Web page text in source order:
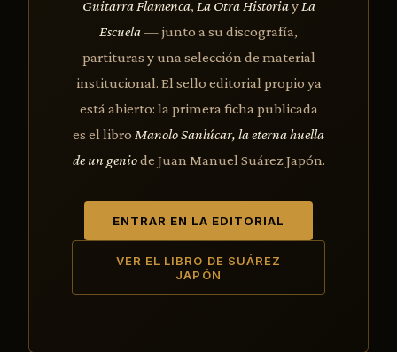
Guitarra Flamenca, La Otra HistoriayLa
Escuela— junto a su discografía,
partituras y una selección de material
institucional. El sello editorial propio ya
está abierto: la primera ficha publicada
es el libro Manolo Sanlúcar, la eterna huella
de un geniode Juan Manuel Suárez Japón.
ENTRAR EN LA EDITORIAL
VER EL LIBRO DE SUÁREZ
JAPÓN